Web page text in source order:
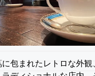
包まれたレトロな外観